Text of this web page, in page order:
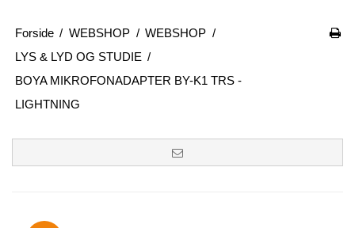
Forside / WEBSHOP / WEBSHOP /
LYS & LYD OG STUDIE /
BOYA MIKROFONADAPTER BY-K1 TRS -
LIGHTNING